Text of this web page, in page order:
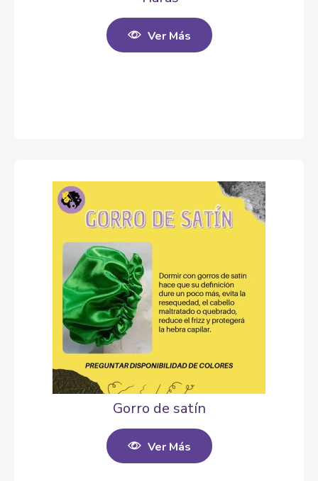
Ver Más
Gorro de satín
Ver Más